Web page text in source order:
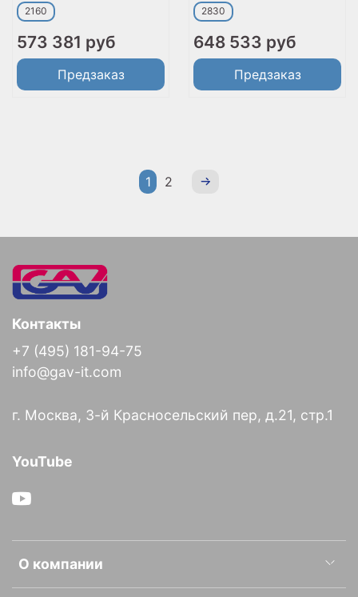
2160
573 381 руб
Предзаказ
2830
648 533 руб
Предзаказ
1 2
О компании
Контакты
+7 (495) 181-94-75
info@gav-it.com
г. Москва, 3-й Красносельский пер, д.21, стр.1
YouTube